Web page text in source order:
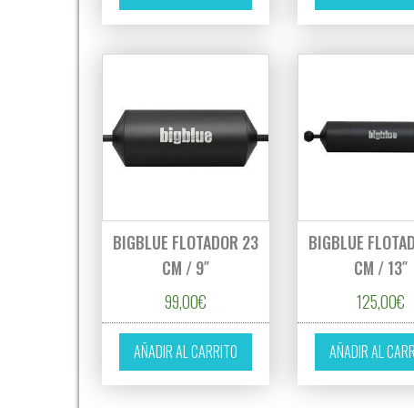
BIGBLUE FLOTADOR 23
CM / 9″
99,00€
AÑADIR AL CARRITO
BIGBLUE
CM / 13″
125,00€
AÑADIR AL